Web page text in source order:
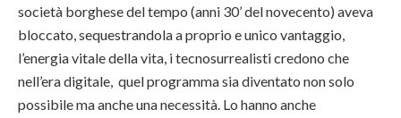
società borghese del tempo (anni 30’ del novecento) aveva
bloccato, sequestrandola a proprio e unico vantaggio,
l’energia vitale della vita, i tecnosurrealisti credono che
nell’era digitale, quel programma sia diventato non solo
possibile ma anche una necessità. Lo hanno anche